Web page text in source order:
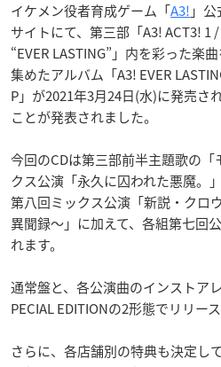
イケメン役者育成ゲーム「A3! 」
サイトにて、第三部「A3! ACT3! 1
“EVER LASTING”」内を彩った楽曲
集めたアルバム「A3! EVER
P」が2021年3月24日(水)に発売さ
ことが発表されました。
今回のCDは第三部前半主題歌の
クス公演「永久に囚われた悪魔。
第八回ミックス公演「新説・クロ
異聞録～」に加えて、各組第七回
れます。
通常盤と、各公演曲のインストア
PECIAL EDITIONの2形態でリリース
さらに、各店舗別の特典も決定し